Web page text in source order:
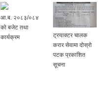
आ.ब. २०८३/०८४
को बजेट तथा
कार्यक्रम
ट्रयाक्टर चालक
करार सेवामा दोस्रो
पटक प्रकाशित
सूचना